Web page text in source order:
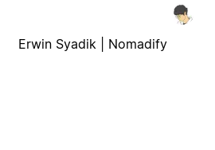
Erwin Syadik | Nomadify